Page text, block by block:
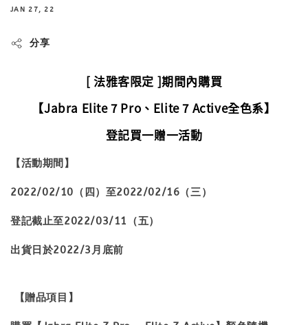
JAN 27, 22
分享
[ 法雅客限定 ]期間內購買
【Jabra Elite 7 Pro、Elite 7 Active全色系】
登記買一贈一活動
【活動期間】
2022/02/10（四）至2022/02/16（三）
登記截止至2022/03/11（五）
出貨日於2022/3月底前
【贈品項目】